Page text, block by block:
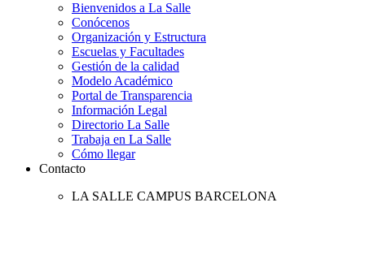
Bienvenidos a La Salle
Conócenos
Organización y Estructura
Escuelas y Facultades
Gestión de la calidad
Modelo Académico
Portal de Transparencia
Información Legal
Directorio La Salle
Trabaja en La Salle
Cómo llegar
Contacto
LA SALLE CAMPUS BARCELONA